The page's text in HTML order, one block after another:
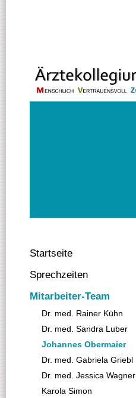
Startseite
Sprechzeiten
Mitarbeiter-Team
Dr. med. Rainer Kühn
Dr. med. Sandra Luber
Johannes Obermaier
Dr. med. Gabriela Griebl
Dr. med. Jessica Wagner
Karola Simon